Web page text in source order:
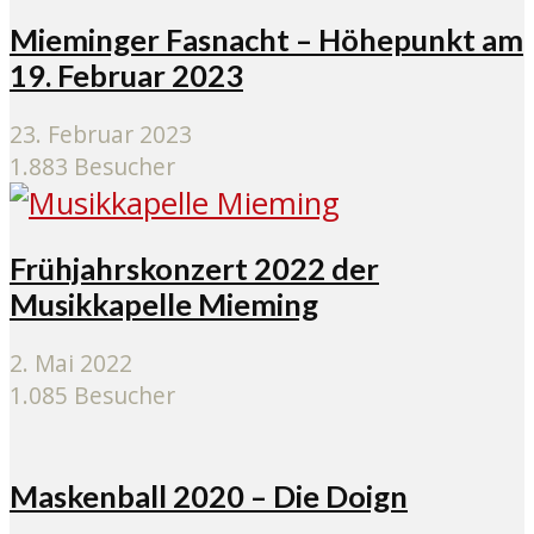
Mieminger Fasnacht – Höhepunkt am
19. Februar 2023
23. Februar 2023
1.883 Besucher
Frühjahrskonzert 2022 der
Musikkapelle Mieming
2. Mai 2022
1.085 Besucher
Maskenball 2020 – Die Doign